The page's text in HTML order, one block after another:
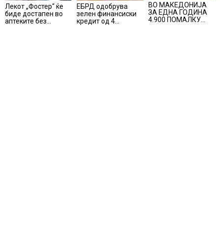
Лекот „Фостер“ ќе
биде достапен во
аптеките без
ЕБРД одобрува
зелен финансиски
кредит од 4
ВО МАКЕДОНИЈА
ЗА ЕДНА ГОДИНА
4.900 ПОМАЛКУ